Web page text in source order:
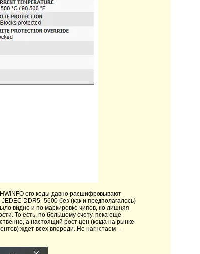
его коды давно расшифровывают
DDR5–5600 без (как и предполагалось)
видно и по маркировке чипов, но лишняя
То есть, по большому счету, пока еще
а настоящий рост цен (когда на рынке
ждет всех впереди. Не нагнетаем —